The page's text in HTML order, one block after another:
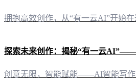
探索未来创作：揭秘“有一云AI”——